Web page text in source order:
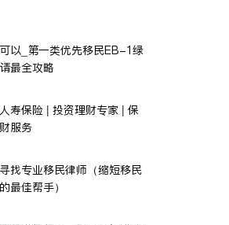
以_第一类优先移民EB-1绿
最全攻略
寿保险 | 投资理财专家 | 保
服务
找专业移民律师（缩短移民
最佳帮手）